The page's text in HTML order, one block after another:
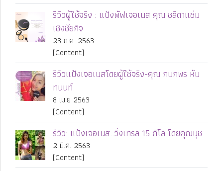
รีวิวผู้ใช้จริง : แป้งพัฟเจอเนส คุณ ชลิดาแช่ม
เชิงชัยกิจ
23 ก.ค. 2563
(Content)
รีวิวแป้งเจอเนสโดยผู้ใช้จริง-คุณ กนกพร หัน
ทนนท์
8 เม.ย 2563
(Content)
รีวิว: แป้งเจอเนส..วิ่งเทรล 15 กิโล โดยคุณนุช
2 มี.ค. 2563
(Content)